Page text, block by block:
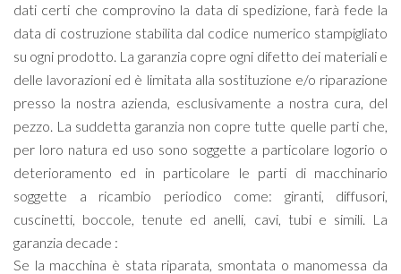
dati certi che comprovino la data di spedizione, farà fede la
data di costruzione stabilita dal codice numerico stampigliato
su ogni prodotto. La garanzia copre ogni difetto dei materiali e
delle lavorazioni ed è limitata alla sostituzione e/o riparazione
presso la nostra azienda, esclusivamente a nostra cura, del
pezzo. La suddetta garanzia non copre tutte quelle parti che,
per loro natura ed uso sono soggette a particolare logorio o
deterioramento ed in particolare le parti di macchinario
soggette a ricambio periodico come: giranti, diffusori,
cuscinetti, boccole, tenute ed anelli, cavi, tubi e simili. La
garanzia decade :
Se la macchina è stata riparata, smontata o manomessa da